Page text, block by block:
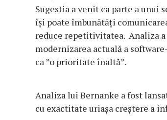
Sugestia a venit ca parte a unui
își poate îmbunătăți
reduce repetitivitatea. Analiza a
modernizarea actuală a
ca ”o prioritate înaltă”.
Analiza lui Bernanke a fost
cu exactitate uriaşa creştere a